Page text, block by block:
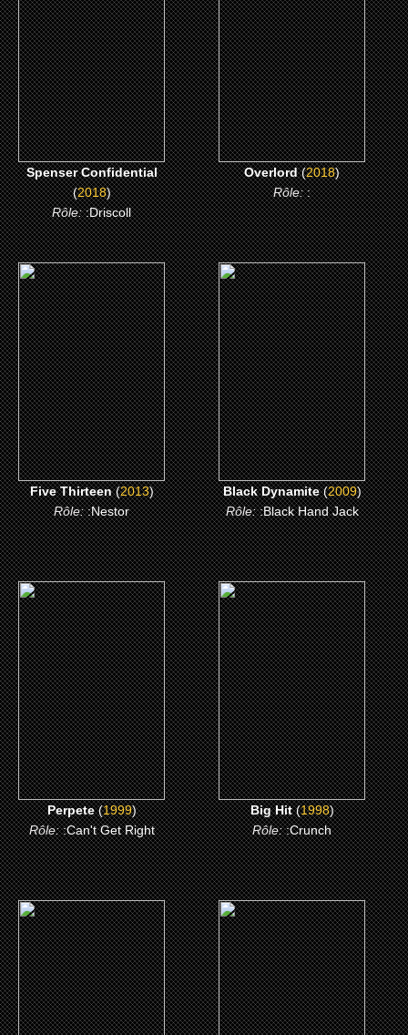
CLICK ME
Spenser Confidential
(2018)
Rôle::Driscoll
CLICK ME
Overlord(2018)
Rôle::
(2013)
Five Thirteen
CLICK ME
Five Thirteen(2013)
Rôle::Nestor
(2009)
Black Dynamite
CLICK ME
Black Dynamite(2009)
Rôle::Black Hand Jack
(1999)
Perpete
CLICK ME
Perpete(1999)
Rôle::Can't Get Right
(1998)
Big Hit
CLICK ME
Big Hit(1998)
Rôle::Crunch
(1995)
Panther
(1994)
Crooklyn